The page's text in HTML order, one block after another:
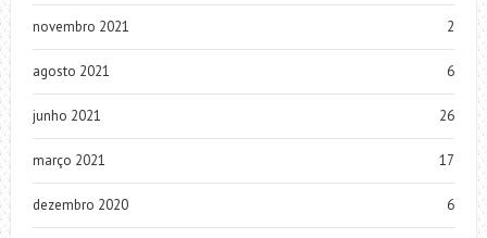
novembro 2021 2
agosto 2021 6
junho 2021 26
março 2021 17
dezembro 2020 6